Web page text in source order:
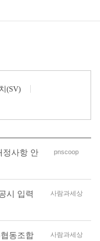
(SV)
정사항 안
pnscoop
시 입력
사람과세상
동조합
사람과세상